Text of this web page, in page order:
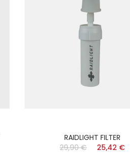
RAIDLIGHT FILTER
29,90 €
25,42 €